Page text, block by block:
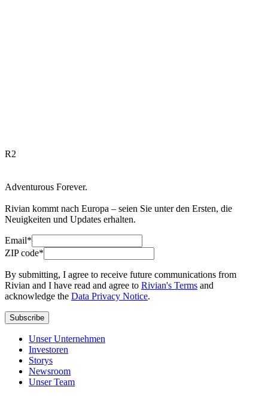
R2
Adventurous Forever.
Rivian kommt nach Europa – seien Sie unter den Ersten, die
Neuigkeiten und Updates erhalten.
Email*
ZIP code*
By submitting, I agree to receive future communications from
Rivian and I have read and agree to Rivian's Terms and
acknowledge the Data Privacy Notice.
Subscribe
Unser Unternehmen
Investoren
Storys
Newsroom
Unser Team